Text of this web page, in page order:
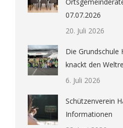
07.07.2026
20. Juli 2026
Die Grundschule
knackt den
6. Juli 2026
Schützenverein
Informationen